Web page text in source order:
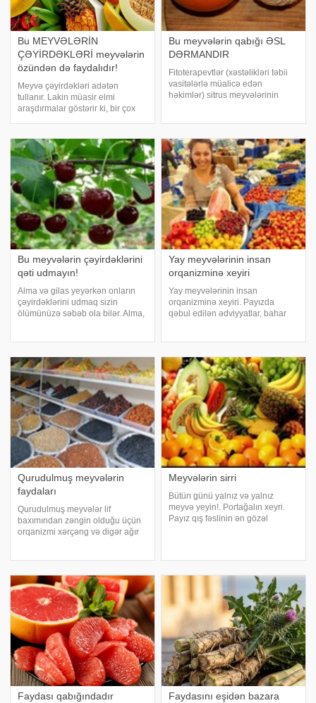
Bu MEYVƏLƏRİN
ÇƏYİRDƏKLƏRİ meyvələrin
özündən də faydalıdır!
Meyvə çəyirdəkləri adətən
tullanır. Lakin müasir elmi
araşdırmalar göstərir ki, bir çox
faydalıdır. Alimlər bu meyvələri
çəyirdəklərlə birlikdə yeməyi
tövsiy
Bu meyvələrin qabığı ƏSL
DƏRMANDIR
Fitoterapevtlər (xəstəlikləri təbii
vasitələrlə müalicə edən
həkimlər) sitrus meyvələrinin
çox faydalı maddələrlə zəngindir
Bu meyvələrin çəyirdəklərini
qəti udmayın!
Alma və gilas yeyərkən onların
çəyirdəklərini udmaq sizin
ölümünüzə səbəb ola bilər. Alma,
miqdarda qəbul edildikdə zərər
verməyə
Yay meyvələrinin insan
orqanizminə xeyiri
Yay meyvələrinin insan
orqanizminə xeyiri. Payızda
qəbul edilən ədviyyatlar, bahar
yay meyvələr keçir. İnsanlara
psixoloj
Qurudulmuş meyvələrin
faydaları
Qurudulmuş meyvələr lif
baxımından zəngin olduğu üçün
orqanizmi xərçəng və digər ağır
oynadığını söyləyirlər. Meyvələr
qurudularkən suyu çəkildiy
Meyvələrin sirri
Bütün günü yalnız və yalnız
meyvə yeyin!. Portağalın xeyri.
Payız qış fəslinin ən gözəl
B vitamini, kalsium
Faydası qabığındadır
Faydasını eşidən bazara